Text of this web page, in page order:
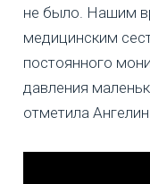
не было. Нашим
медицинским
постоянного
давления
отметила